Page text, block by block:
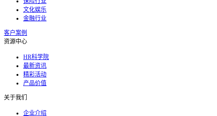
文化娱乐
金融行业
客户案例
资源中心
HR科学院
最新资讯
精彩活动
产品价值
关于我们
企业介绍